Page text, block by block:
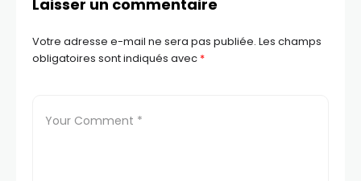
Laisser un commentaire
Votre adresse e-mail ne sera pas publiée. Les champs
obligatoires sont indiqués avec *